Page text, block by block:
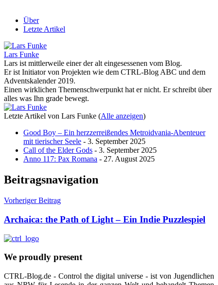
Über
Letzte Artikel
Lars Funke
Lars ist mittlerweile einer der alt eingesessenen vom Blog.
Er ist Initiator von Projekten wie dem CTRL-Blog ABC und dem
Adventskalender 2019.
Einen wirklichen Themenschwerpunkt hat er nicht. Er schreibt über
alles was Ihn grade bewegt.
Letzte Artikel von Lars Funke (Alle anzeigen)
Good Boy – Ein herzzerreißendes Metroidvania-Abenteuer
mit tierischer Seele - 3. September 2025
Call of the Elder Gods - 3. September 2025
Anno 117: Pax Romana - 27. August 2025
Beitragsnavigation
Vorheriger Beitrag
Archaica: the Path of Light – Ein Indie Puzzlespiel
We proudly present
CTRL-Blog.de - Control the digital universe - ist von Jugendlichen